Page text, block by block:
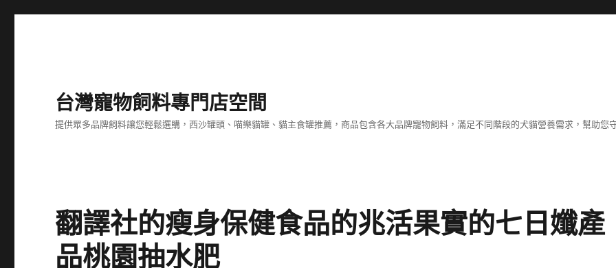
台灣寵物飼料專門店空間
提供眾多品牌飼料讓您輕鬆選購，西沙罐頭、喵樂貓罐、貓主食罐推薦，商品包含各大品牌寵物飼料，滿足不同階段的犬貓營養需求，幫助您
翻譯社的瘦身保健食品的兆活果實的七日孅產
品桃園抽水肥